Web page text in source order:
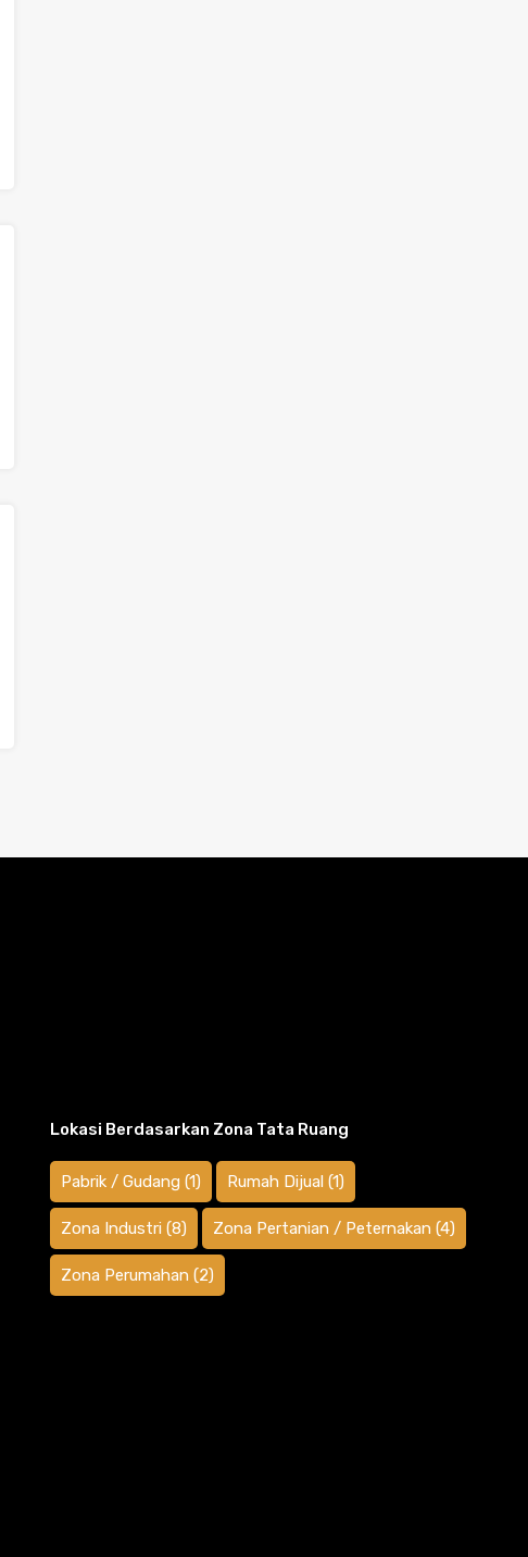
Lokasi Berdasarkan Zona Tata Ruang
Pabrik / Gudang (1) Rumah Dijual (1)
Zona Industri (8) Zona Pertanian / Peternakan (4)
Zona Perumahan (2)